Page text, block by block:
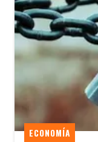
ECONOMÍA